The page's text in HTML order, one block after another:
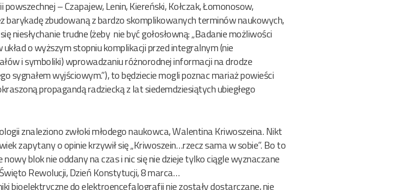
– Czapajew, Lenin, Kiereński, Kołczak, Łomonosow,
barykadę zbudowaną z bardzo skomplikowanych terminów naukowych,
niesłychanie trudne (żeby nie być gołosłowną: „Badanie możliwości
o wyższym stopniu komplikacji przed integralnym (nie
i symboliki) wprowadzaniu różnorodnej informacji na drodze
sygnałem wyjściowym.”), to będziecie mogli poznac mariaż powieści
propagandą radziecką z lat siedemdziesiątych ubiegłego
znaleziono zwłoki młodego naukowca, Walentina Kriwoszeina. Nikt
zapytany o opinie krzywił się „Kriwoszein…rzecz sama w sobie”. Bo to
nowy blok nie oddany na czas i nic się nie dzieje tylko ciągle wyznaczane
Rewolucji, Dzień Konstytucji, 8 marca…
bioelektryczne do elektroencefalografii nie zostały dostarczane, nie